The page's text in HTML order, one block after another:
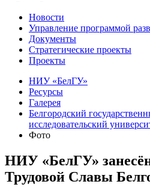
Новости
Управление программой
Документы
Стратегические проекты
Проекты
НИУ «БелГУ»
Ресурсы
Галерея
Белгородский
исследовательский
Фото
НИУ «БелГУ»
Трудовой Славы